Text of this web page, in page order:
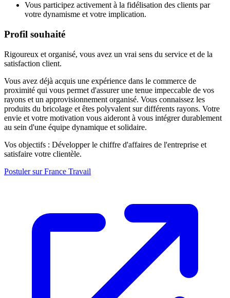
Vous participez activement à la fidélisation des clients par
votre dynamisme et votre implication.
Profil souhaité
Rigoureux et organisé, vous avez un vrai sens du service et de la
satisfaction client.
Vous avez déjà acquis une expérience dans le commerce de
proximité qui vous permet d'assurer une tenue impeccable de vos
rayons et un approvisionnement organisé. Vous connaissez les
produits du bricolage et êtes polyvalent sur différents rayons. Votre
envie et votre motivation vous aideront à vous intégrer durablement
au sein d'une équipe dynamique et solidaire.
Vos objectifs : Développer le chiffre d'affaires de l'entreprise et
satisfaire votre clientèle.
Postuler sur France Travail